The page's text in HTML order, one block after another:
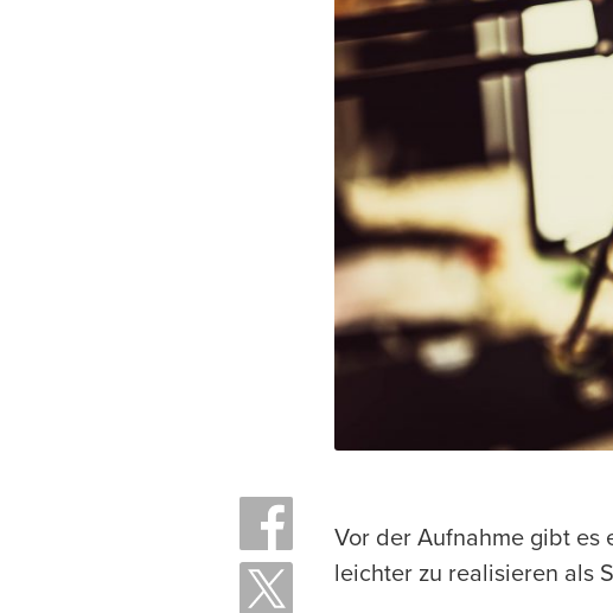
Vor der Aufnahme gibt es
leichter zu realisieren als